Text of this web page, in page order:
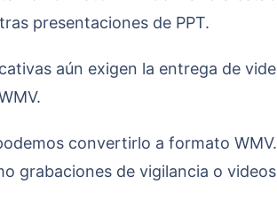
presentaciones de PPT.
grabaciones de vigilancia o